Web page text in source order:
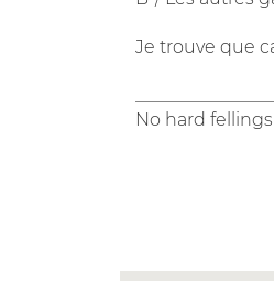
Je trouve que
No hard fellings